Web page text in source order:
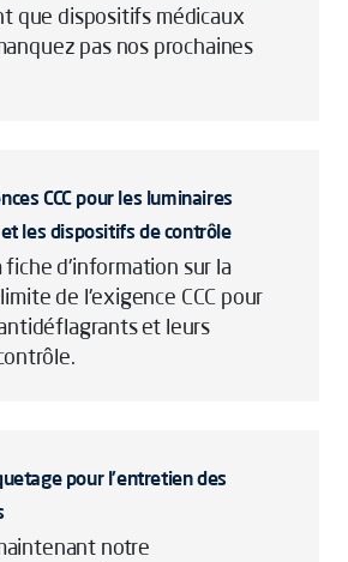
que dispositifs médicaux
pas nos prochaines
CCC pour les luminaires
les dispositifs de contrôle
fiche d'information sur la
de l'exigence CCC pour
et leurs
pour l'entretien des
notre